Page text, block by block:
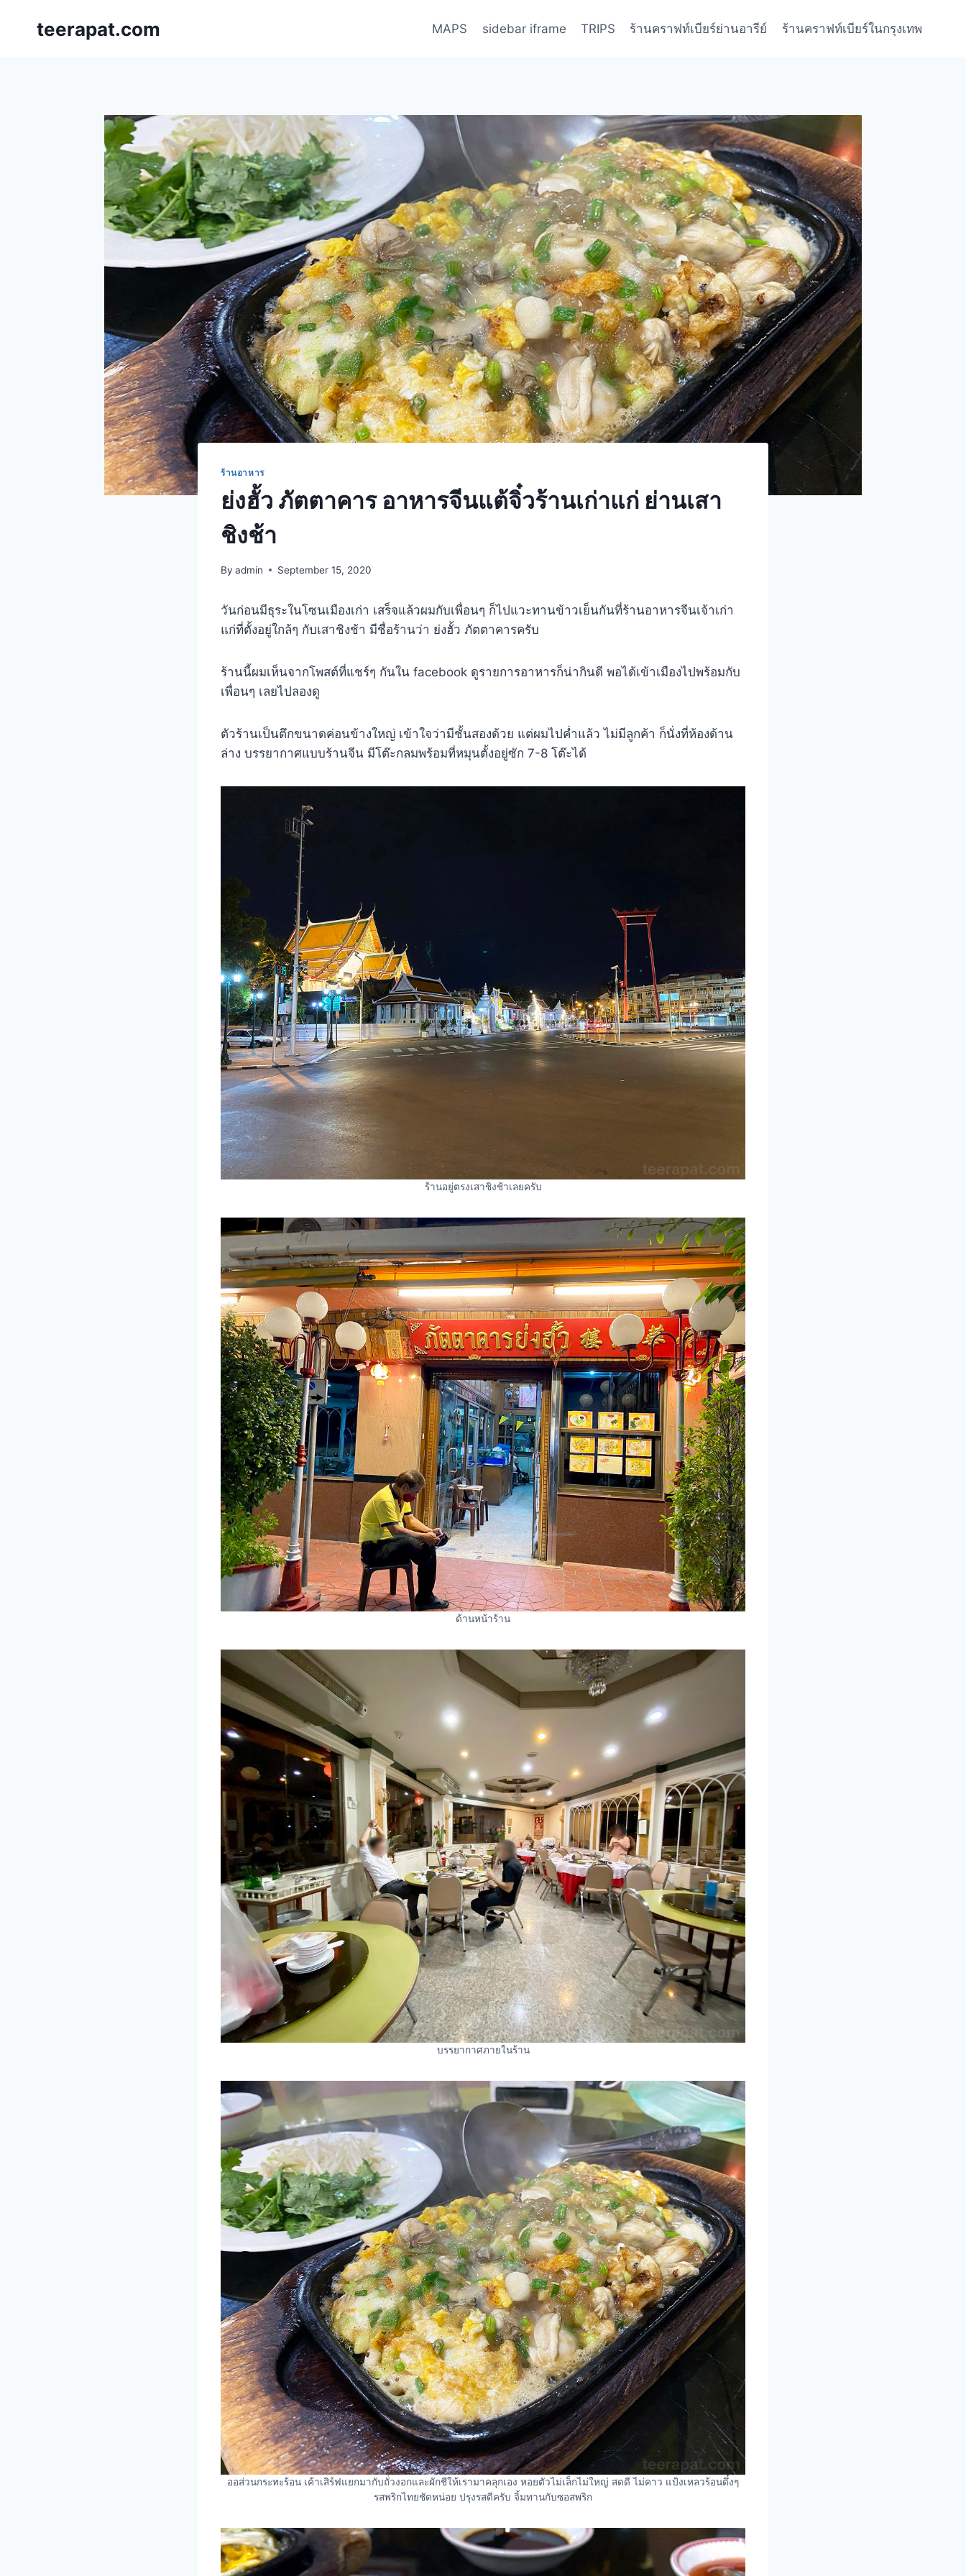
teerapat.com MAPS sidebar iframe TRIPS ร้านคราฟท์เบียร์ย่านอารีย์ ร้านคราฟท์เบียร์ในกรุงเทพ
ร้านอาหาร
ย่งฮั้ว ภัตตาคาร อาหารจีนแต้จิ๋วร้านเก่าแก่ ย่านเสา
ชิงช้า
By admin September 15, 2020
วันก่อนมีธุระในโซนเมืองเก่า เสร็จแล้วผมกับเพื่อนๆ ก็ไปแวะทานข้าวเย็นกันที่ร้านอาหารจีนเจ้าเก่า
แก่ที่ตั้งอยู่ใกล้ๆ กับเสาชิงช้า มีชื่อร้านว่า ย่งฮั้ว ภัตตาคารครับ
ร้านนี้ผมเห็นจากโพสต์ที่แชร์ๆ กันใน facebook ดูรายการอาหารก็น่ากินดี พอได้เข้าเมืองไปพร้อมกับ
เพื่อนๆ เลยไปลองดู
ตัวร้านเป็นตึกขนาดค่อนข้างใหญ่ เข้าใจว่ามีชั้นสองด้วย แต่ผมไปค่ำแล้ว ไม่มีลูกค้า ก็นั่งที่ห้องด้าน
ล่าง บรรยากาศแบบร้านจีน มีโต๊ะกลมพร้อมที่หมุนตั้งอยู่ซัก 7-8 โต๊ะได้
ร้านอยู่ตรงเสาชิงช้าเลยครับ
ด้านหน้าร้าน
บรรยากาศภายในร้าน
ออส่วนกระทะร้อน เค้าเสิร์ฟแยกมากับถั่วงอกและผักชีให้เรามาคลุกเอง หอยตัวไม่เล็กไม่ใหญ่ สดดี ไม่คาว แป้งเหลวร้อนดึ๋งๆ
รสพริกไทยชัดหน่อย ปรุงรสดีครับ จิ้มทานกับซอสพริก